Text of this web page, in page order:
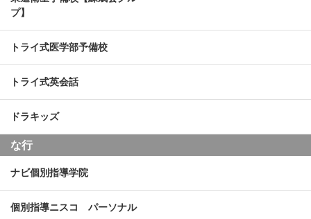
プ】
トライ式医学部予備校
トライ式英会話
ドラキッズ
な行
ナビ個別指導学院
個別指導ニスコ パーソナル